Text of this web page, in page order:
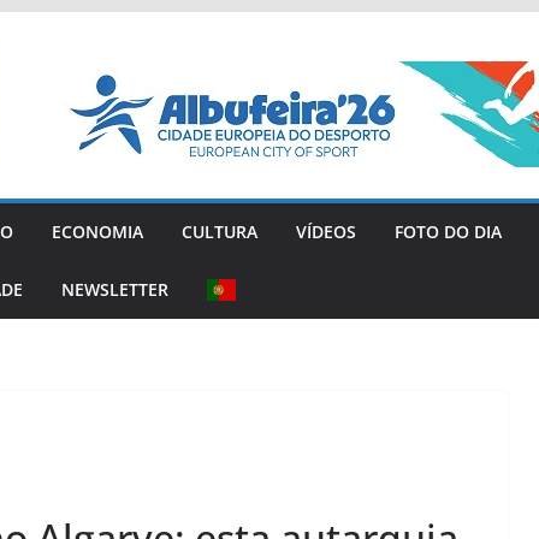
ECONOMIA CULTURA VÍDEOS FOTO DO DIA
NEWSLETTER